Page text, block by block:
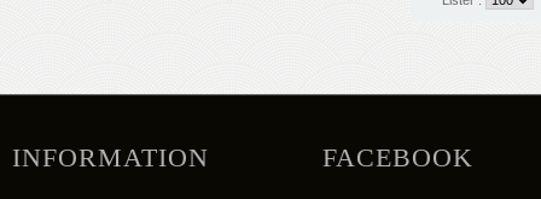
INFORMATION FACEBOOK